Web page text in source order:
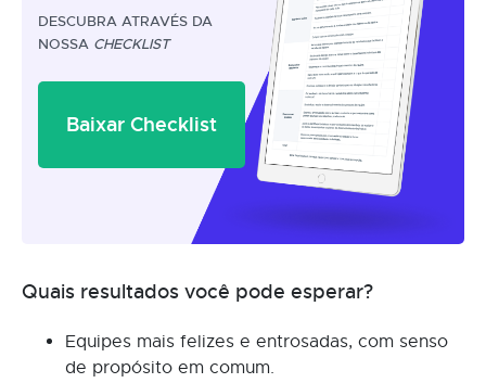
DESCUBRA ATRAVÉS DA
NOSSA CHECKLIST
Baixar Checklist
Quais resultados você pode esperar?
Equipes mais felizes e entrosadas, com senso
de propósito em comum.